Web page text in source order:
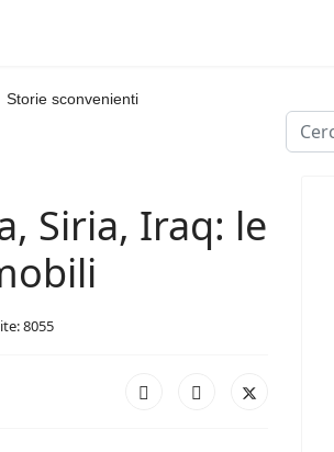
Storie sconvenienti
Cerca
Siria, Iraq: le
8055